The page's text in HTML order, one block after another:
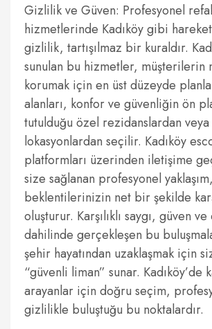
Gizlilik ve Güven: Profesyonel
hizmetlerinde Kadıköy gibi
gizlilik, tartışılmaz bir kuraldır.
sunulan bu hizmetler, müşterilerin
korumak için en üst düzeyde
alanları, konfor ve güvenliğin ön
tutulduğu özel rezidanslardan
lokasyonlardan seçilir. Kadıköy
platformları üzerinden iletişime
size sağlanan profesyonel yaklaşım,
beklentilerinizin net bir şekilde
oluşturur. Karşılıklı saygı, güven
dahilinde gerçekleşen bu
şehir hayatından uzaklaşmak için
“güvenli liman” sunar. Kadıköy’de
arayanlar için doğru seçim,
gizlilikle buluştuğu bu noktalardır.